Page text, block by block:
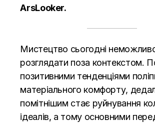
ArsLooker.
Мистецтво сьогодні
розглядати поза контекстом.
позитивними тенденціями
матеріального комфорту,
помітнішим стає руйнування
ідеалів, а тому основними